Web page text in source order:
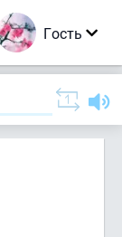
Гость